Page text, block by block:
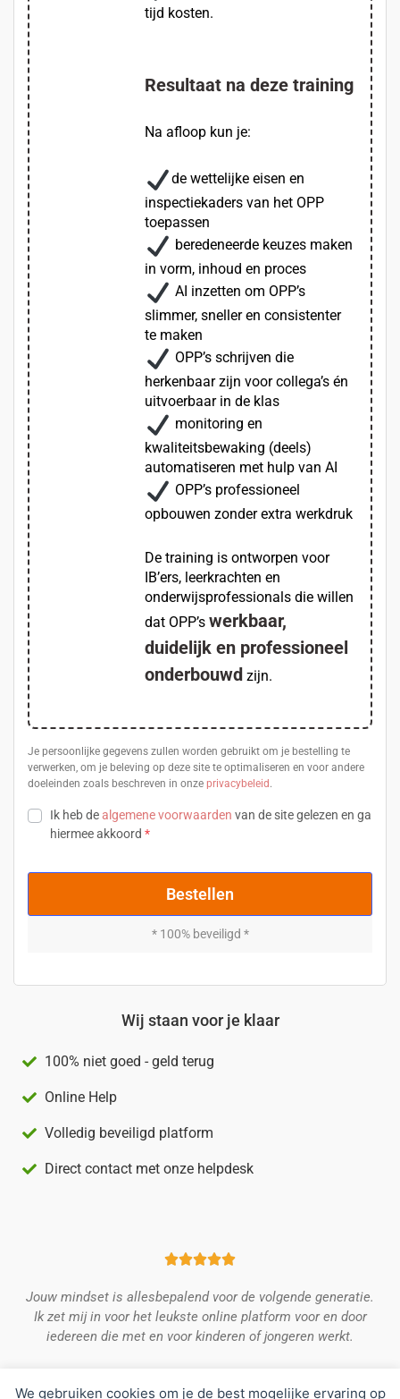
We gebruiken cookies om je de best mogelijke ervaring op
tijd kosten.
Resultaat na deze training
Na afloop kun je:
de wettelijke eisen en
inspectiekaders van het OPP
toepassen
beredeneerde keuzes maken
in vorm, inhoud en proces
AI inzetten om OPP’s
slimmer, sneller en consistenter
te maken
OPP’s schrijven die
herkenbaar zijn voor collega’s én
uitvoerbaar in de klas
monitoring en
kwaliteitsbewaking (deels)
automatiseren met hulp van AI
OPP’s professioneel
opbouwen zonder extra werkdruk
De training is ontworpen voor
IB’ers, leerkrachten en
onderwijsprofessionals die willen
dat OPP’s werkbaar,
duidelijk en professioneel
onderbouwd zijn.
Je persoonlijke gegevens zullen worden gebruikt om je bestelling te
verwerken, om je beleving op deze site te optimaliseren en voor andere
doeleinden zoals beschreven in onze privacybeleid.
Ik heb dealgemene voorwaarden van de site gelezen en ga
hiermee akkoord *
Bestellen
* 100% beveiligd *
Wij staan voor je klaar
100% niet goed - geld terug
Online Help
Volledig beveiligd platform
Direct contact met onze helpdesk

Jouw mindset is allesbepalend voor de volgende generatie.
Ik zet mij in voor het leukste online platform voor en door
iedereen die met en voor kinderen of jongeren werkt.
Suzette Waltmans, CEO & Founder